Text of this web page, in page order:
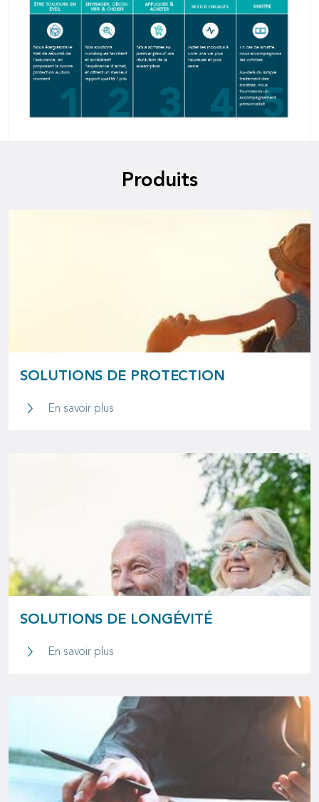
Produits
SOLUTIONS DE PROTECTION
En savoir plusSolutions de protection
SOLUTIONS DE LONGÉVITÉ
En savoir plusSolutions de longévité